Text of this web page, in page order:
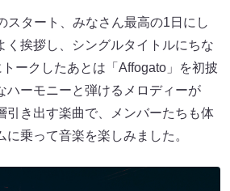
スタート、みなさん最高の1日にし
く挨拶し、シングルタイトルにちな
トークしたあとは「Affogato」を初披
ハーモニーと弾けるメロディーが
引き出す楽曲で、メンバーたちも体
に乗って音楽を楽しみました。